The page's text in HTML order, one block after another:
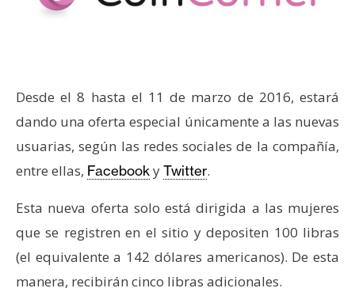
á
s
o
a
s
d
e
Desde el 8 hasta el 11 de marzo de 2016, estará
dando una oferta especial únicamente a las nuevas
usuarias, según las redes sociales de la compañía,
entre ellas, FacebookyTwitter.
Esta nueva oferta solo está dirigida a las mujeres
que se registren en el sitio y depositen 100 libras
(el equivalente a 142 dólares americanos). De esta
manera, recibirán cinco libras adicionales.